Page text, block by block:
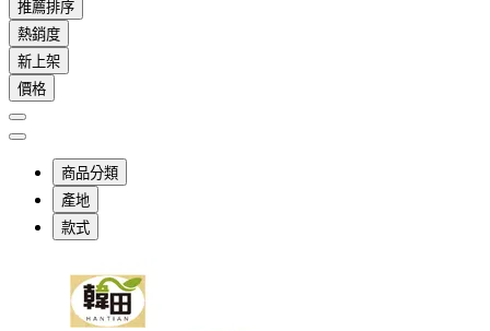
推薦排序
熱銷度
新上架
價格
商品分類
產地
款式